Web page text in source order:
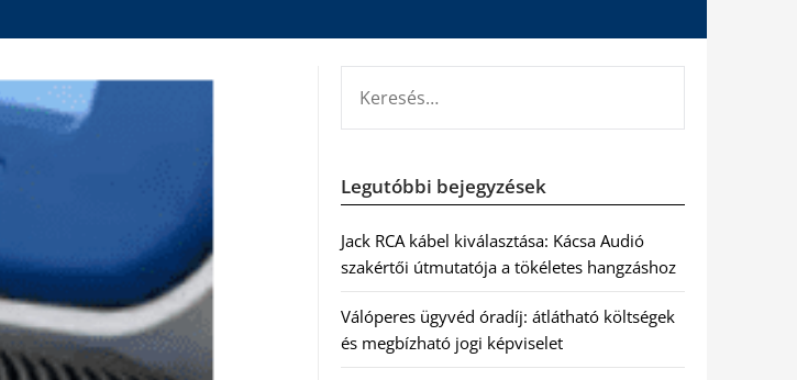
Legutóbbi bejegyzések
Jack RCA kábel kiválasztása: Kácsa Audió
szakértői útmutatója a tökéletes hangzáshoz
Válóperes ügyvéd óradíj: átlátható költségek
és megbízható jogi képviselet